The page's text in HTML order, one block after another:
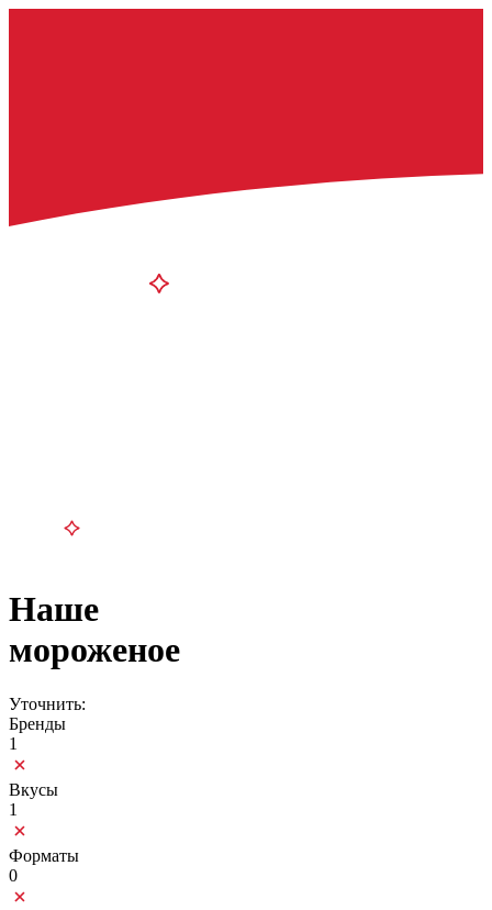
Наше
мороженое
Уточнить:
Бренды
1
Вкусы
1
Форматы
0